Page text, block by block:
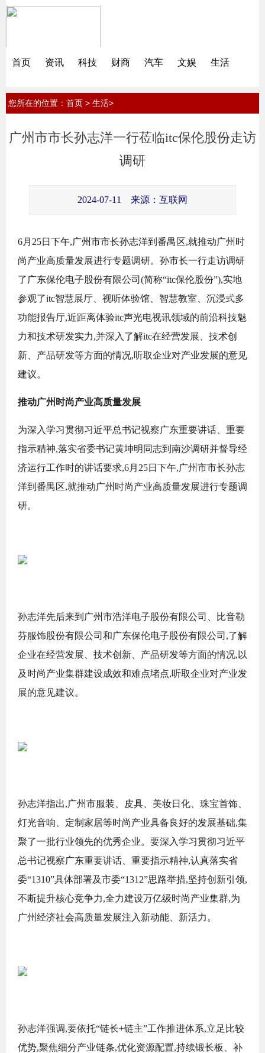
首页 资讯 科技 财商 汽车 文娱 生活
您所在的位置： 首页 > 生活>
广州市市长孙志洋一行莅临itc保伦股份走访
调研
2024-07-11 来源：互联网
6月25日下午,广州市市长孙志洋到番禺区,就推动广州时
尚产业高质量发展进行专题调研。孙市长一行走访调研
了广东保伦电子股份有限公司(简称“itc保伦股份”),实地
参观了itc智慧展厅、视听体验馆、智慧教室、沉浸式多
功能报告厅,近距离体验itc声光电视讯领域的前沿科技魅
力和技术研发实力,并深入了解itc在经营发展、技术创
新、产品研发等方面的情况,听取企业对产业发展的意见
建议。
推动广州时尚产业高质量发展
为深入学习贯彻习近平总书记视察广东重要讲话、重要
指示精神,落实省委书记黄坤明同志到南沙调研并督导经
济运行工作时的讲话要求,6月25日下午,广州市市长孙志
洋到番禺区,就推动广州时尚产业高质量发展进行专题调
研。
孙志洋先后来到广州市浩洋电子股份有限公司、比音勒
芬服饰股份有限公司和广东保伦电子股份有限公司,了解
企业在经营发展、技术创新、产品研发等方面的情况,以
及时尚产业集群建设成效和难点堵点,听取企业对产业发
展的意见建议。
孙志洋指出,广州市服装、皮具、美妆日化、珠宝首饰、
灯光音响、定制家居等时尚产业具备良好的发展基础,集
聚了一批行业领先的优秀企业。要深入学习贯彻习近平
总书记视察广东重要讲话、重要指示精神,认真落实省
委“1310”具体部署及市委“1312”思路举措,坚持创新引领,
不断提升核心竞争力,全力建设万亿级时尚产业集群,为
广州经济社会高质量发展注入新动能、新活力。
孙志洋强调,要依托“链长+链主”工作推进体系,立足比较
优势,聚焦细分产业链条,优化资源配置,持续锻长板、补